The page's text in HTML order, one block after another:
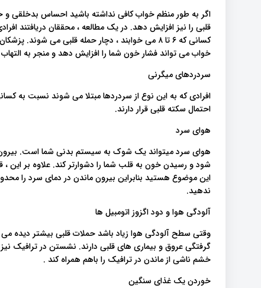
اگر به طور منظم خواب کافی نداشته باشید احساس بدخلقی
کسانی که ۶ تا ۸ می خوابند ، دچار حمله قلبی می
خواب می تواند فشار خون شما را افزایش دهد و منجر به
سردردهای میگرنی
افرادی که به این نوع از سردردها مبتلا می شوند نسبت به
احتمال سکته قلبی قرار دارند.
هوای سرد
هوای سرد میتواند یک شوک به سیستم بدنی شما است.
شود و رسیدن خون به قلب شما را دشوارتر کند. علاوه بر این ،
این موضوع هستید بنابراین بیرون ماندن در دمای سرد را
ندهید.
آلودگی هوا و دود اگزوز اتومبیل ها
وقتی سطح آلودگی هوا زیاد باشد حملات قلبی بیشتر دیده
گرفتگی عروق و بیماری های قلبی دارند. نشستن در ترافیک
خشم ناشی از ماندن در ترافیک را باهم همراه کند .
خوردن یک غذای سنگین